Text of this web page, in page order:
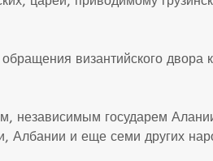
византийского двора
независимым государем
Албании и еще семи других